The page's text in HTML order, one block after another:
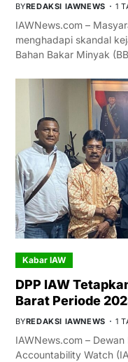
BYREDAKSI IAWNEWS 1
IAWNews.com –
menghadapi skandal
Bahan Bakar Minyak
Kabar IAW
DPP IAW
Barat Periode
BYREDAKSI IAWNEWS 1
IAWNews.com –
Accountability Watch